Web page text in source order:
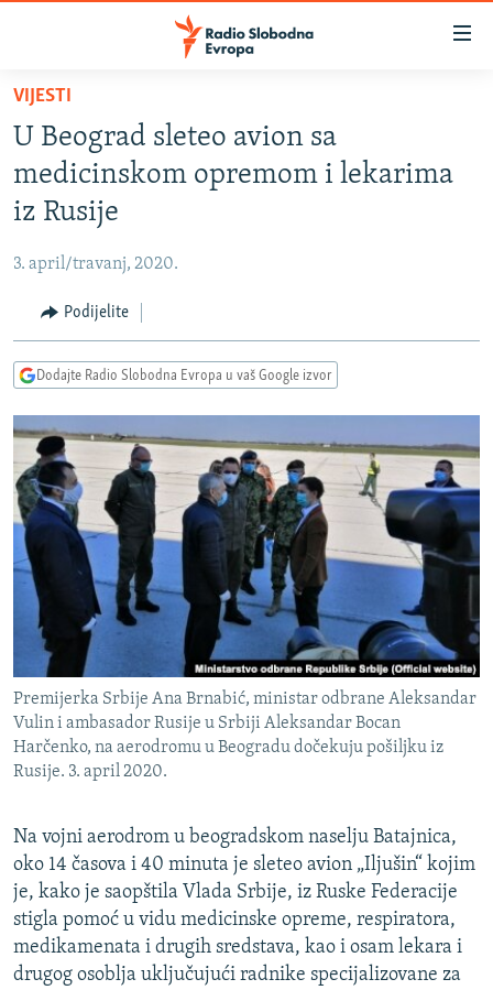
Pređite
glavni
sadržaj
Pređite
na
glavnu
navigaciju
Pređite
na
pretragu
BOSNA I HERCEGOVINA
SRBIJA
CRNA GORA
VIZUELNO
INFOGRAFIKE
RAT U UKRAJINI
KINA NA BALKANU
RSE PRIČE IZ SVIJETA
ISPRIČAJ MI
DNEVNO@RSE
SPECIJALI RSE
VIŠE OD NASLOVA
GENOCID U SREBRENICI
POPLAVE I KLIZIŠTA U BIH 2024.
TV LIBERTY
MOJA EVROPA
TRI DECENIJE OD RATA U BIH
SVE KARTE DEJTONA
NASTANAK I RASPAD JUGOSLAVIJE
PRATITE NAS
Sve RFE/RL stranice
VIJESTI
U Beograd sleteo avion sa
medicinskom opremom i lekarima
iz Rusije
3. april/travanj, 2020.
Podijelite
Dodajte Radio Slobodna Evropa u vaš Google izvor
Premijerka Srbije Ana Brnabić, ministar odbrane Aleksandar
Vulin i ambasador Rusije u Srbiji Aleksandar Bocan
Harčenko, na aerodromu u Beogradu dočekuju pošiljku iz
Rusije. 3. april 2020.
Na vojni aerodrom u beogradskom naselju Batajnica,
oko 14 časova i 40 minuta je sleteo avion „Iljušin“ kojim
je, kako je saopštila Vlada Srbije, iz Ruske Federacije
stigla pomoć u vidu medicinske opreme, respiratora,
medikamenata i drugih sredstava, kao i osam lekara i
drugog osoblja uključujući radnike specijalizovane za